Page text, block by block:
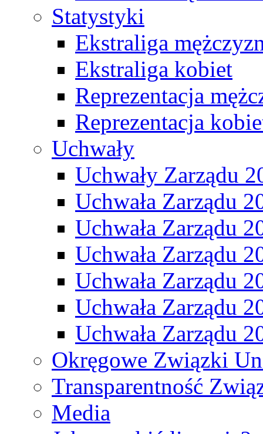
Statystyki
Ekstraliga
Ekstraliga kobiet
Reprezentacja
Reprezentacja
Uchwały
Uchwały Zarządu
Uchwała Zarządu
Uchwała Zarządu
Uchwała Zarządu
Uchwała Zarządu
Uchwała Zarządu
Uchwała Zarządu
Okręgowe Związki
Transparentność
Media